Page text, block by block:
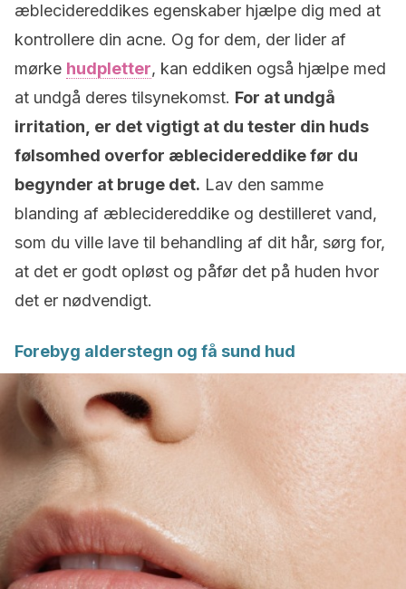
æblecidereddikes egenskaber hjælpe dig med at
kontrollere din acne. Og for dem, der lider af
mørke hudpletter, kan eddiken også hjælpe med
at undgå deres tilsynekomst. For at undgå
irritation, er det vigtigt at du tester din huds
følsomhed overfor æblecidereddike før du
begynder at bruge det. Lav den samme
blanding af æblecidereddike og destilleret vand,
som du ville lave til behandling af dit hår, sørg for,
at det er godt opløst og påfør det på huden hvor
det er nødvendigt.
Forebyg alderstegn og få sund hud